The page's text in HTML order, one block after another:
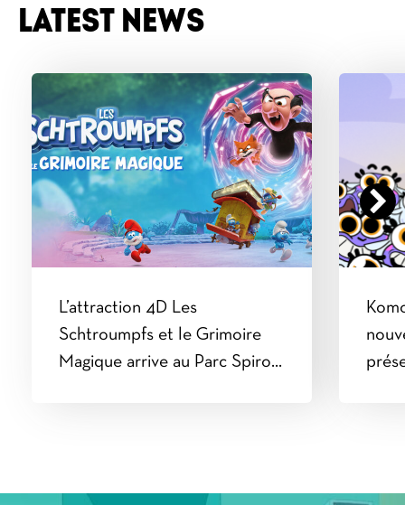
LATEST NEWS
L’attraction 4D Les
Schtroumpfs et le Grimoire
Magique arrive au Parc Spirou